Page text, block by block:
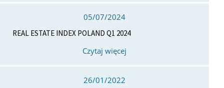
05/07/2024
REAL ESTATE INDEX POLAND Q1 2024
Czytaj więcej
26/01/2022